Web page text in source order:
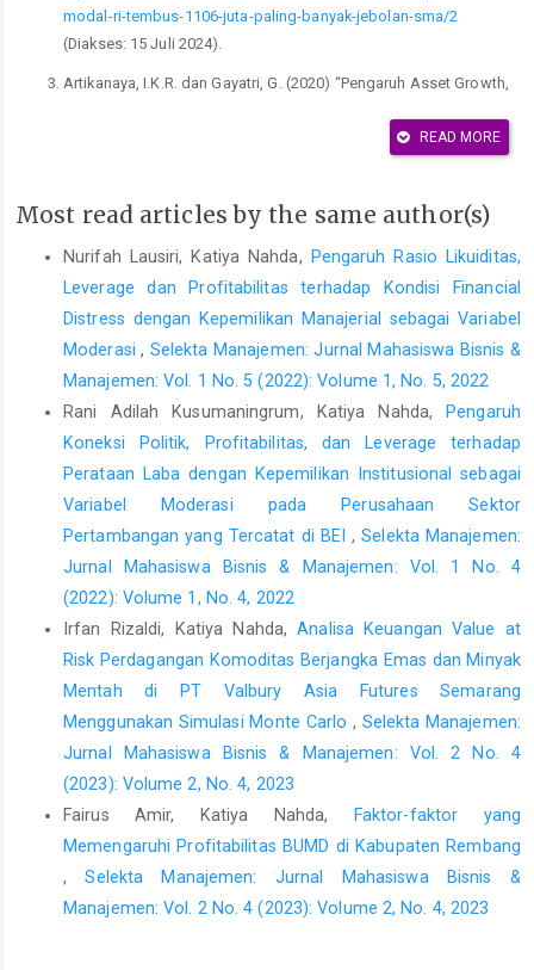
modal-ri-tembus-1106-juta-paling-banyak-jebolan-sma/2
(Diakses: 15 Juli 2024).
Artikanaya, I.K.R. dan Gayatri, G. (2020) “Pengaruh Asset Growth,
Saham,” E-Jurnal Akuntansi, 30(5), hal. 1270–1282. Tersedia
Asset-Growth-Leverage-dan-Dividend-Payout-Ratio-pada-
Volatilitas-Harga-Saham.pdf
Asriyah, S. (2022) “Pengaruh Volume Perdagangan, Dividend
Yield Dan Firm Size Terhadap Volatilitas Harga Saham: Studi
Pada Perusahaan Subsektor Makanan dan Minuman Yang
Terdaftar di BEI Periode 2017-2021,” in D. Cahyandari et al. (ed.)
Prosiding Seminar Nasional UNIMUS. Semarang: Lembaga
Penelitian dan Pengabdian Masyarakat (LP2M) Universitas
Muhammadiyah Semarang, hal. 370–385. Tersedia pada:
https://prosiding.unimus.ac.id/index.php/semnas/article/view/
Cahyawati, R.P. dan Miftah, M. (2022) “Pengaruh Volatilitas Laba,
Kebijakan Dividen, dan Leverage Terhadap Volatilitas Harga
Saham IDX30,” Jurnal Riset Akuntansi dan Keuangan, 10(3), hal.
541–554. Tersedia pada:
https://ejournal.upi.edu/index.php/JRAK/article/view/44213.
Camilleri, S.J., Grima, L. dan Grima, S. (2019) “The effect of
dividend policy on share price volatility: an analysis of
Mediterranean banks’ stocks,” Managerial Finance, 45(2), hal.
348–364. Tersedia pada:https://doi.org/10.1108/MF-11-2017-
0451.
Dominika, I. dan Yanti (2019) “Pengaruh Kebijakan Dividen,
Leverage, Firm Size, Earning Volatility, Dan Growth Terhadap
Volatilitas Harga Saham,” Jurnal Paradigma Akuntansi, 1(3), hal.
589–698. Tersedia pada:
READ MORE
Most read articles by the same author(s)
Nurifah Lausiri, Katiya Nahda,
Pengaruh Rasio Likuiditas,
Leverage dan Profitabilitas terhadap Kondisi Financial
Distress dengan Kepemilikan Manajerial sebagai Variabel
Moderasi, Selekta Manajemen: Jurnal Mahasiswa Bisnis &
Manajemen: Vol. 1 No. 5 (2022): Volume 1, No. 5, 2022
Rani Adilah Kusumaningrum, Katiya Nahda,
Pengaruh
Koneksi Politik, Profitabilitas, dan Leverage terhadap
Perataan Laba dengan Kepemilikan Institusional sebagai
Variabel Moderasi pada Perusahaan Sektor
Pertambangan yang Tercatat di BEI,Selekta Manajemen:
Jurnal Mahasiswa Bisnis & Manajemen: Vol. 1 No. 4
(2022): Volume 1, No. 4, 2022
Irfan Rizaldi, Katiya Nahda,Analisa Keuangan Value at
Risk Perdagangan Komoditas Berjangka Emas dan Minyak
Mentah di PT Valbury Asia Futures Semarang
Menggunakan Simulasi Monte Carlo , Selekta Manajemen:
Jurnal Mahasiswa Bisnis & Manajemen: Vol. 2 No. 4
(2023): Volume 2, No. 4, 2023
Fairus Amir, Katiya Nahda,
Faktor-faktor yang
Memengaruhi Profitabilitas BUMD di Kabupaten Rembang
,Selekta Manajemen: Jurnal Mahasiswa Bisnis &
Manajemen: Vol. 2 No. 4 (2023): Volume 2, No. 4, 2023